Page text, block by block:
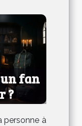
fan
?
personne à